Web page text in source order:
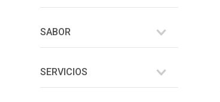
FOODTECH
SABOR
Blueberry
SERVICIOS